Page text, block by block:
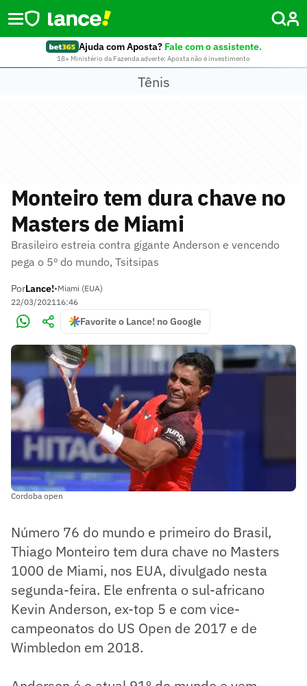
Ajuda com Aposta? Fale com o assistente.
18+ Ministério da Fazenda adverte: Aposta não é investimento
Tênis
Monteiro tem dura chave no
Masters de Miami
Brasileiro estreia contra gigante Anderson e vencendo
pega o 5º do mundo, Tsitsipas
PorLance!•Miami (EUA)
22/03/202116:46
Favorite o Lance! no Google
Cordoba open
Número 76 do mundo e primeiro do Brasil,
Thiago Monteiro tem dura chave no Masters
1000 de Miami, nos EUA, divulgado nesta
segunda-feira. Ele enfrenta o sul-africano
Kevin Anderson, ex-top 5 e com vice-
campeonatos do US Open de 2017 e de
Wimbledon em 2018.